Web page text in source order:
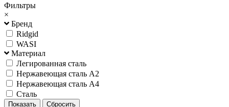
Фильтры
×
Бренд
Ridgid
WASI
Материал
Легированная сталь
Нержавеющая сталь А2
Нержавеющая сталь А4
Сталь